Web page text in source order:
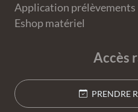
Application prélèvements
Eshop matériel
Accès
PRENDRE